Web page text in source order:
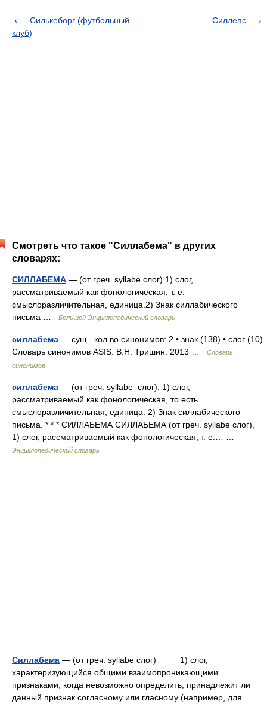
Силькеборг (футбольный
клуб)
Силлепс
Смотреть что такое "Силлабема" в других
словарях:
СИЛЛАБЕМА — (от греч. syllabe слог) 1) слог,
рассматриваемый как фонологическая, т. е.
смыслоразличительная, единица.2) Знак силлабического
письма …
Большой Энциклопедический словарь
силлабема — сущ., кол во синонимов: 2 • знак (138) • слог (10)
Словарь синонимов ASIS. В.Н. Тришин. 2013 …
Словарь
синонимов
силлабема — (от греч. syllabē слог), 1) слог,
рассматриваемый как фонологическая, то есть
смыслоразличительная, единица. 2) Знак силлабического
письма. * * * СИЛЛАБЕМА СИЛЛАБЕМА (от греч. syllabe слог),
1) слог, рассматриваемый как фонологическая, т. е.… …
Энциклопедический словарь
Силлабема — (от греч. syllabe слог) 1) слог,
характеризующийся общими взаимопроникающими
признаками, когда невозможно определить, принадлежит ли
данный признак согласному или гласному (например, для